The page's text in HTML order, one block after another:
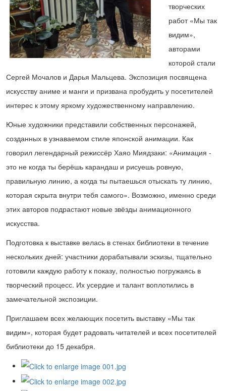
творческих
работ «Мы так
видим»,
авторами
которой стали
Сергей Мочалов и Дарья Мальцева. Экспозиция посвящена
искусству аниме и манги и призвана пробудить у посетителей
интерес к этому яркому художественному направлению.
Юные художники представили собственных персонажей,
созданных в узнаваемом стиле японской анимации. Как
говорил легендарный режиссёр Хаяо Миядзаки: «Анимация -
это не когда ты берёшь карандаш и рисуешь ровную,
правильную линию, а когда ты пытаешься отыскать ту линию,
которая скрыта внутри тебя самого». Возможно, именно среди
этих авторов подрастают новые звёзды анимационного
искусства.
Подготовка к выставке велась в стенах библиотеки в течение
нескольких дней: участники дорабатывали эскизы, тщательно
готовили каждую работу к показу, полностью погружаясь в
творческий процесс. Их усердие и талант воплотились в
замечательной экспозиции.
Приглашаем всех желающих посетить выставку «Мы так
видим», которая будет радовать читателей и всех посетителей
библиотеки до 15 декабря.